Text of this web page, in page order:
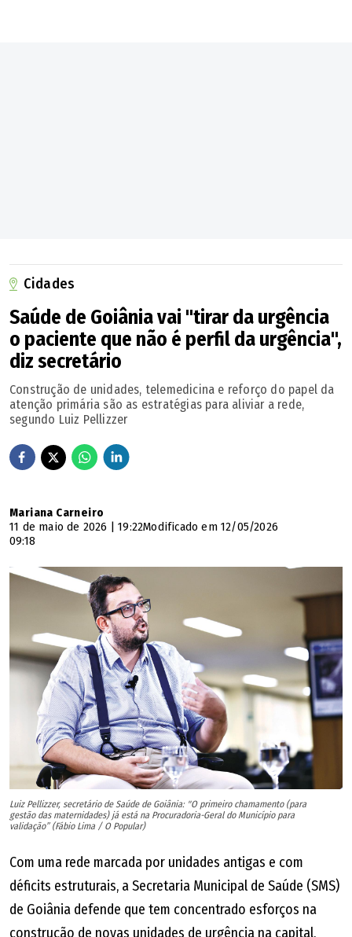
Esse lugar sempre esteve aqui, sempre foi nosso. Mas, em
alguma hora, precisamos avançar, também. Precisamos
jogar um pouco mais para a frente, precisamos voltar a
dominar cenários e vencer campeonatos. Fico feliz
quando vejo o (Fernando) Diniz colocando o Corinthians
jogando para frente, quando vejo Rogério (Ceni) tentando
fazer o Bahia ser extremamente ofensivo, o Jair Ventura,
que tinha fama de jogar na retranca, fazer o Vitória jogar
seguro, o (Vagner) Mancini fazendo grande trabalho no
impor, sentar nas cadeiras e fazer bons trabalhos, que vão
nos credenciar para estar nas grandes equipes, nas
grandes potências (países). Quando tivermos as
oportunidades, buscar obter grandes resultados. A
globalização também existe, está tudo certo. Estamos
voltando para o Japão, para a Arábia com o (Fábio) Carille
(no Al-Fayha), estamos no México com o (André) Jardine.
Então, não dá para chegar aqui e dizer que (o mercado
nacional) só pode ter (técnico) brasileiro, porque os
outros mercados estão abertos para nós também.
Você fez uma referência especial ao repórter Pedro
Paulo Lemes, da TV Anhanguera, na coletiva de
apresentação no clube. Ele tem deficiência visual,
Não, não sabia. Não conhecia o Pedro, não conhecia o
trabalho dele. Vivo isso em casa e sei o tanto de barreiras
Cidades
Saúde de Goiânia vai "tirar da urgência
o paciente que não é perfil da urgência",
diz secretário
Construção de unidades, telemedicina e reforço do papel da
atenção primária são as estratégias para aliviar a rede,
segundo Luiz Pellizzer
Mariana Carneiro
11 de maio de 2026 | 19:22Modificado em 12/05/2026
09:18
Luiz Pellizzer, secretário de Saúde de Goiânia: "O primeiro chamamento (para
gestão das maternidades) já está na Procuradoria-Geral do Município para
validação” (Fábio Lima / O Popular)
Com uma rede marcada por unidades antigas e com
déficits estruturais, a Secretaria Municipal de Saúde (SMS)
de Goiânia defende que tem concentrado esforços na
construção de novas unidades de urgência na capital.